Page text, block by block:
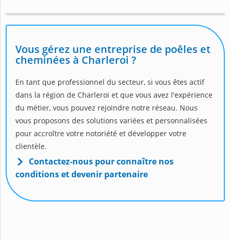
Vous gérez une entreprise de poêles et
cheminées à Charleroi ?
En tant que professionnel du secteur, si vous êtes actif
dans la région de Charleroi et que vous avez l'expérience
du métier, vous pouvez rejoindre notre réseau. Nous
vous proposons des solutions variées et personnalisées
pour accroître votre notoriété et développer votre
clientèle.
Contactez-nous pour connaître nos
conditions et devenir partenaire